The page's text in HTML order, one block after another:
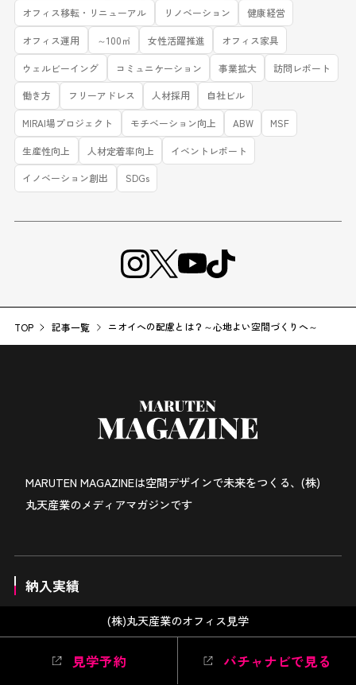
オフィス移転・リニューアル リノベーション 健康経営
オフィス運用 ～100㎡ 女性活躍推進 オフィス家具
ウェルビーイング コミュニケーション 事業拡大 訪問レポート
働き方 フリーアドレス 人材採用 自社ビル
MIRAI場プロジェクト モチベーション向上 ABW MSF
生産性向上 人材定着率向上 イベントレポート
イノベーション創出 SDGs
TOP 記事一覧 ニオイへの配慮とは？～心地よい空間づくりへ～
(株)丸天産業のオフィス見学
見学予約 バチャナビで見る
MARUTEN MAGAZINEは空間デザインで未来をつくる、(株)
丸天産業のメディアマガジンです
納入実績
学校・教育施設病院・医療施設 自治体その他
コラム イベント・セミナー お知らせ